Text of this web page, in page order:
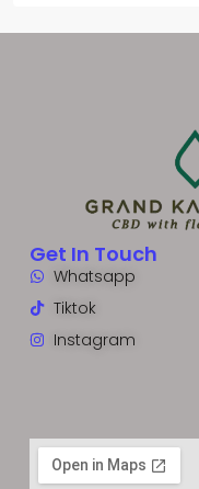
Get In Touch
Whatsapp
Tiktok
Instagram